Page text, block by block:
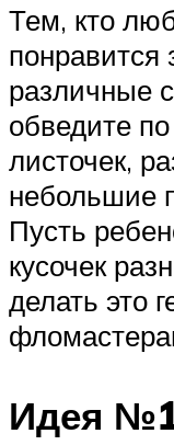
Тем, кто
понравится
различные
обведите
листочек,
небольшие
Пусть
кусочек
делать это
Идея